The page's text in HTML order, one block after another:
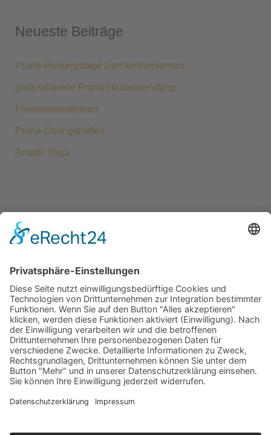
e
n
a
c
h
:
Neueste Beiträge
Prana-Heilungstage zum kennenlernen
professionelle Prana-Heilanwendung
Friedensmeditation
Prana-Übungstreffen
Arhatic Yoga
Datenschutz
Susanne Huber
Rosenheimer Str. 27
84036 Kumhausen
Telefon: 0871 97695074